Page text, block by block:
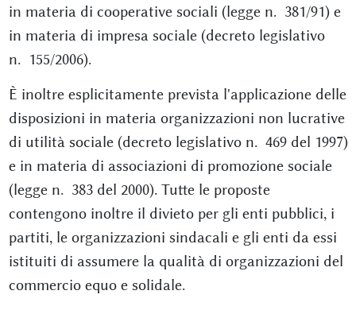
in materia di cooperative sociali (legge n. 381/91) e
in materia di impresa sociale (decreto legislativo
n. 155/2006).
È inoltre esplicitamente prevista l'applicazione delle
disposizioni in materia organizzazioni non lucrative
di utilità sociale (decreto legislativo n. 469 del 1997)
e in materia di associazioni di promozione sociale
(legge n. 383 del 2000). Tutte le proposte
contengono inoltre il divieto per gli enti pubblici, i
partiti, le organizzazioni sindacali e gli enti da essi
istituiti di assumere la qualità di organizzazioni del
commercio equo e solidale.